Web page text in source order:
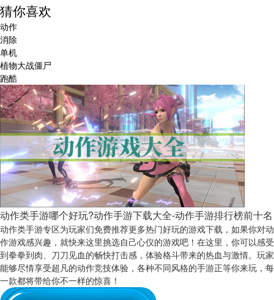
猜你喜欢
动作
消除
单机
植物大战僵尸
跑酷
动作类手游哪个好玩?动作手游下载大全-动作手游排行榜前十名
动作类手游专区为玩家们免费推荐更多热门好玩的游戏下载，如果你对动
作游戏感兴趣，就快来这里挑选自己心仪的游戏吧！在这里，你可以感受
到拳拳到肉、刀刀见血的畅快打击感，体验格斗带来的热血与激情。玩家
能够尽情享受超凡的动作竞技体验，各种不同风格的手游正等你来玩，每
一款都将带给你不一样的惊喜！